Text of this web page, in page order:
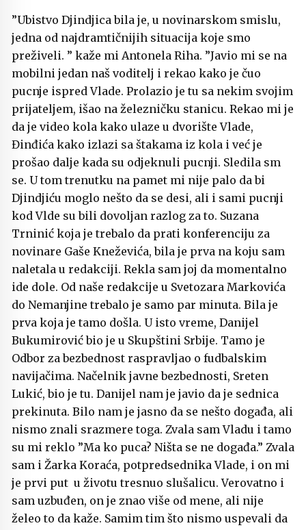
”Ubistvo Djindjica bila je, u novinarskom smislu,
jedna od najdramtičnijih situacija koje smo
preživeli. ” kaže mi Antonela Riha. ”Javio mi se na
mobilni jedan naš voditelj i rekao kako je čuo
pucnje ispred Vlade. Prolazio je tu sa nekim svojim
prijateljem, išao na železničku stanicu. Rekao mi je
da je video kola kako ulaze u dvorište Vlade,
Đinđića kako izlazi sa štakama iz kola i već je
prošao dalje kada su odjeknuli pucnji. Sledila sm
se. U tom trenutku na pamet mi nije palo da bi
Djindjiću moglo nešto da se desi, ali i sami pucnji
kod Vlde su bili dovoljan razlog za to. Suzana
Trninić koja je trebalo da prati konferenciju za
novinare Gaše Kneževića, bila je prva na koju sam
naletala u redakciji. Rekla sam joj da momentalno
ide dole. Od naše redakcije u Svetozara Markovića
do Nemanjine trebalo je samo par minuta. Bila je
prva koja je tamo došla. U isto vreme, Danijel
Bukumirović bio je u Skupštini Srbije. Tamo je
Odbor za bezbednost raspravljao o fudbalskim
navijačima. Načelnik javne bezbednosti, Sreten
Lukić, bio je tu. Danijel nam je javio da je sednica
prekinuta. Bilo nam je jasno da se nešto događa, ali
nismo znali srazmere toga. Zvala sam Vladu i tamo
su mi reklo ”Ma ko puca? Ništa se ne događa.” Zvala
sam i Žarka Koraća, potpredsednika Vlade, i on mi
je prvi put u životu tresnuo slušalicu. Verovatno i
sam uzbuđen, on je znao više od mene, ali nije
želeo to da kaže. Samim tim što nismo uspevali da